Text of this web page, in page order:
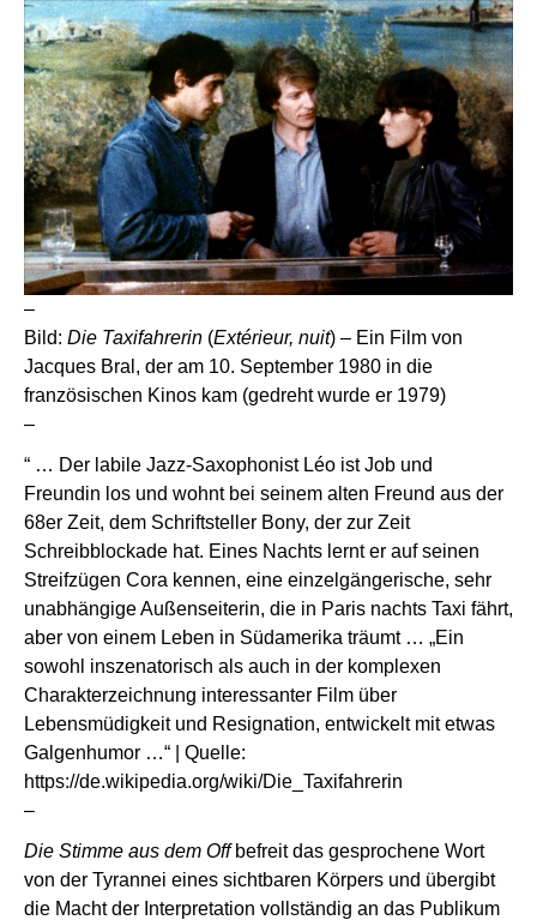
–
Bild: Die Taxifahrerin (Extérieur, nuit) – Ein Film von
Jacques Bral, der am 10. September 1980 in die
französischen Kinos kam (gedreht wurde er 1979)
–
“ … Der labile Jazz-Saxophonist Léo ist Job und
Freundin los und wohnt bei seinem alten Freund aus der
68er Zeit, dem Schriftsteller Bony, der zur Zeit
Schreibblockade hat. Eines Nachts lernt er auf seinen
Streifzügen Cora kennen, eine einzelgängerische, sehr
unabhängige Außenseiterin, die in Paris nachts Taxi fährt,
aber von einem Leben in Südamerika träumt … „Ein
sowohl inszenatorisch als auch in der komplexen
Charakterzeichnung interessanter Film über
Lebensmüdigkeit und Resignation, entwickelt mit etwas
Galgenhumor …“ | Quelle:
https://de.wikipedia.org/wiki/Die_Taxifahrerin
–
Die Stimme aus dem Offbefreit das gesprochene Wort
von der Tyrannei eines sichtbaren Körpers und übergibt
die Macht der Interpretation vollständig an das Publikum